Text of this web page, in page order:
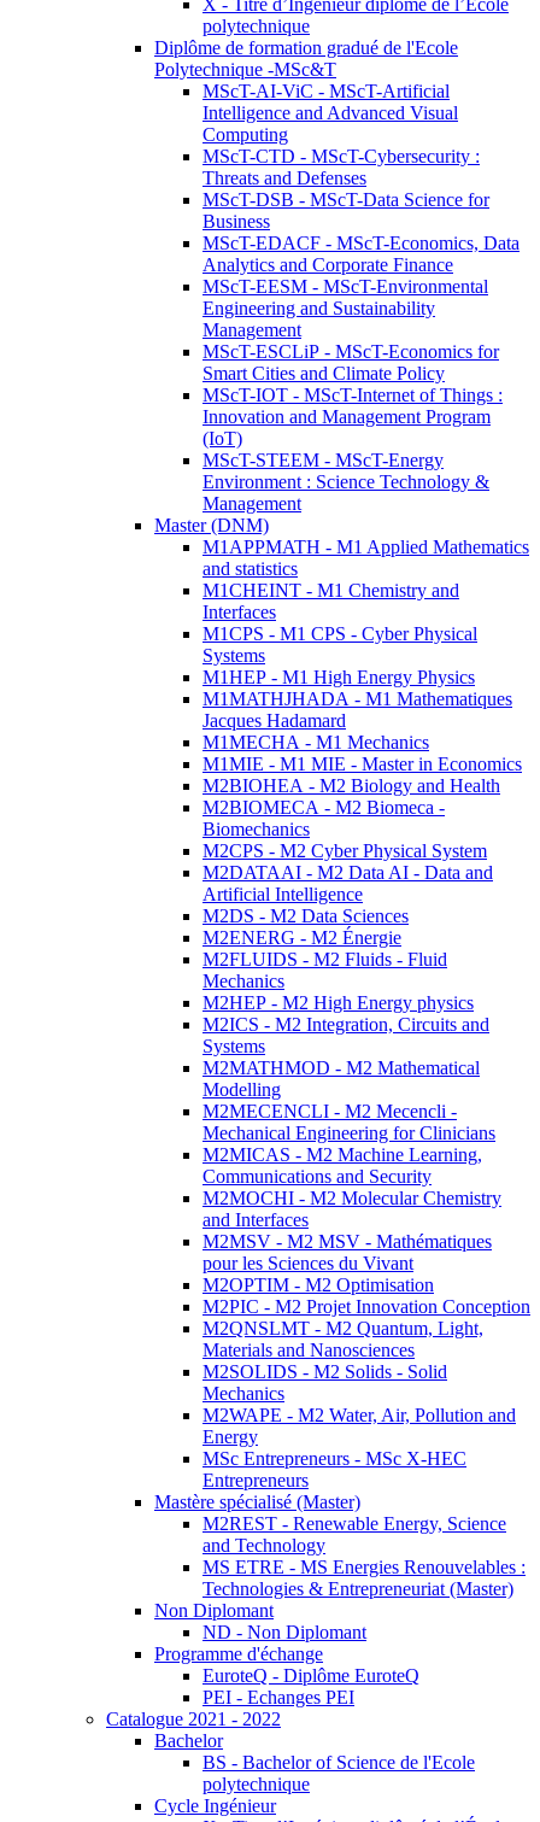
X - Titre d’Ingénieur diplômé de l’École
polytechnique
Diplôme de formation gradué de l'Ecole
Polytechnique -MSc&T
MScT-AI-ViC - MScT-Artificial
Intelligence and Advanced Visual
Computing
MScT-CTD - MScT-Cybersecurity :
Threats and Defenses
MScT-DSB - MScT-Data Science for
Business
MScT-EDACF - MScT-Economics, Data
Analytics and Corporate Finance
MScT-EESM - MScT-Environmental
Engineering and Sustainability
Management
MScT-ESCLiP - MScT-Economics for
Smart Cities and Climate Policy
MScT-IOT - MScT-Internet of Things :
Innovation and Management Program
(IoT)
MScT-STEEM - MScT-Energy
Environment : Science Technology &
Management
Master (DNM)
M1APPMATH - M1 Applied Mathematics
and statistics
M1CHEINT - M1 Chemistry and
Interfaces
M1CPS - M1 CPS - Cyber Physical
Systems
M1HEP - M1 High Energy Physics
M1MATHJHADA - M1 Mathematiques
Jacques Hadamard
M1MECHA - M1 Mechanics
M1MIE - M1 MIE - Master in Economics
M2BIOHEA - M2 Biology and Health
M2BIOMECA - M2 Biomeca -
Biomechanics
M2CPS - M2 Cyber Physical System
M2DATAAI - M2 Data AI - Data and
Artificial Intelligence
M2DS - M2 Data Sciences
M2ENERG - M2 Énergie
M2FLUIDS - M2 Fluids - Fluid
Mechanics
M2HEP - M2 High Energy physics
M2ICS - M2 Integration, Circuits and
Systems
M2MATHMOD - M2 Mathematical
Modelling
M2MECENCLI - M2 Mecencli -
Mechanical Engineering for Clinicians
M2MICAS - M2 Machine Learning,
Communications and Security
M2MOCHI - M2 Molecular Chemistry
and Interfaces
M2MSV - M2 MSV - Mathématiques
pour les Sciences du Vivant
M2OPTIM - M2 Optimisation
M2PIC - M2 Projet Innovation Conception
M2QNSLMT - M2 Quantum, Light,
Materials and Nanosciences
M2SOLIDS - M2 Solids - Solid
Mechanics
M2WAPE - M2 Water, Air, Pollution and
Energy
MSc Entrepreneurs - MSc X-HEC
Entrepreneurs
Mastère spécialisé (Master)
M2REST - Renewable Energy, Science
and Technology
MS ETRE - MS Energies Renouvelables :
Technologies & Entrepreneuriat (Master)
Non Diplomant
ND - Non Diplomant
Programme d'échange
EuroteQ - Diplôme EuroteQ
PEI - Echanges PEI
Catalogue 2021 - 2022
Bachelor
BS - Bachelor of Science de l'Ecole
polytechnique
Cycle Ingénieur